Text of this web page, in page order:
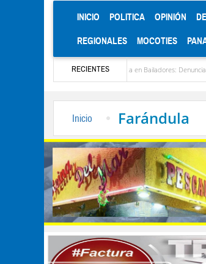
INICIO (CURRENT)
POLITICA OPINIÓN
REGIONALES MOCOTIES
RECIENTES
Alerta en Bailadores: Denuncian envenenamiento de
Inicio Farándula